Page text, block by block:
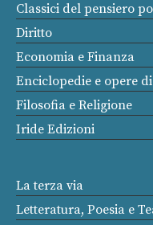
Classici del pensiero
Diritto
Economia e Finanza
Enciclopedie e opere
Filosofia e Religione
Iride Edizioni
La terza via
Letteratura, Poesia e